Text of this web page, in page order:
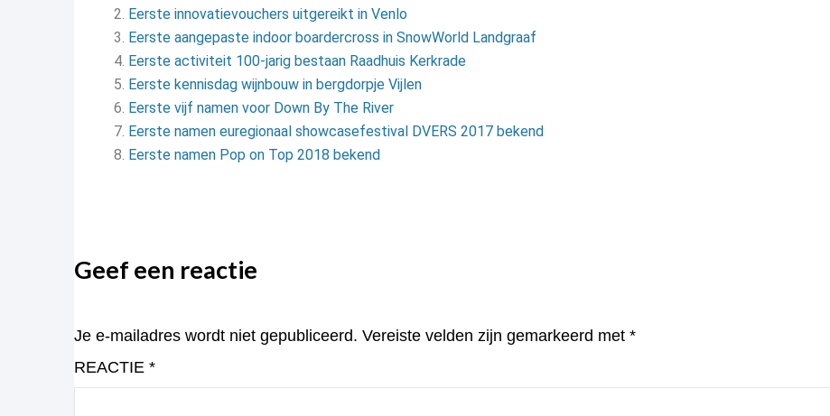
Eerste innovatievouchers uitgereikt in Venlo
Eerste aangepaste indoor boardercross in SnowWorld Landgraaf
Eerste activiteit 100-jarig bestaan Raadhuis Kerkrade
Eerste kennisdag wijnbouw in bergdorpje Vijlen
Eerste vijf namen voor Down By The River
Eerste namen euregionaal showcasefestival DVERS 2017 bekend
Eerste namen Pop on Top 2018 bekend
Geef een reactie
Je e-mailadres wordt niet gepubliceerd. Vereiste velden zijn gemarkeerd met *
REACTIE *